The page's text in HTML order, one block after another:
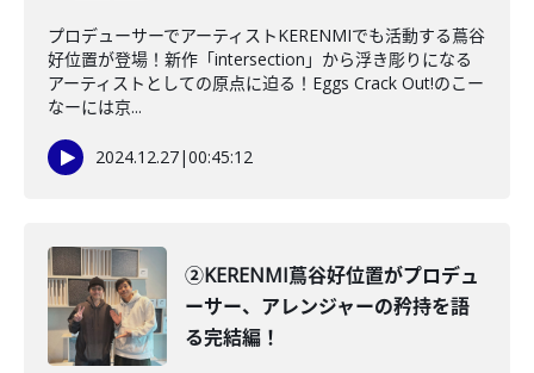
プロデューサーでアーティストKERENMIでも活動する蔦谷
好位置が登場！新作「intersection」から浮き彫りになる
アーティストとしての原点に迫る！Eggs Crack Out!のこー
なーには京...
2024.12.27|00:45:12
②KERENMI蔦谷好位置がプロデュ
ーサー、アレンジャーの矜持を語
る完結編！